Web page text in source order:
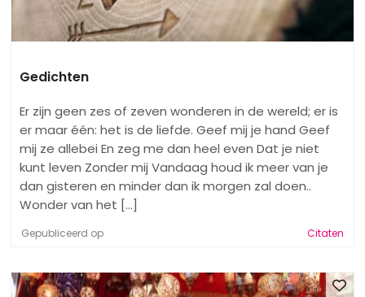
Gedichten
Er zijn geen zes of zeven wonderen in de wereld; er is
er maar één: het is de liefde. Geef mij je hand Geef
mij ze allebei En zeg me dan heel even Dat je niet
kunt leven Zonder mij Vandaag houd ik meer van je
dan gisteren en minder dan ik morgen zal doen..
Wonder van het [...]
Gepubliceerd op Citaten